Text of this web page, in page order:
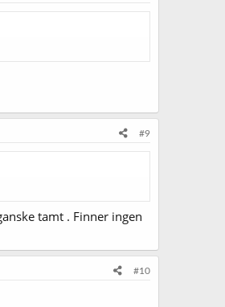
#9
tamt . Finner ingen
#10